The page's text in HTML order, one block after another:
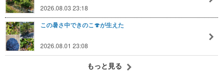
2026.08.03 23:18
この暑さ中できのこ🍄が生えた
2026.08.01 23:08
もっと見る